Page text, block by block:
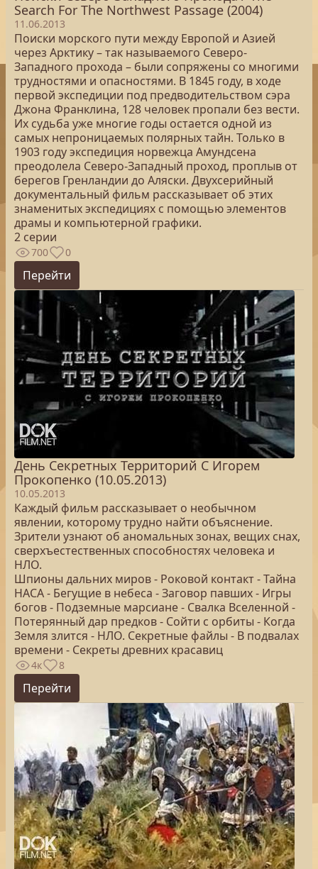
Search For The Northwest Passage (2004)
11.06.2013
Поиски морского пути между Европой и Азией
через Арктику – так называемого Северо-
Западного прохода – были сопряжены со многими
трудностями и опасностями. В 1845 году, в ходе
первой экспедиции под предводительством сэра
Джона Франклина, 128 человек пропали без вести.
Их судьба уже многие годы остается одной из
самых непроницаемых полярных тайн. Только в
1903 году экспедиция норвежца Амундсена
преодолела Северо-Западный проход, проплыв от
берегов Гренландии до Аляски. Двухсерийный
документальный фильм рассказывает об этих
знаменитых экспедициях с помощью элементов
драмы и компьютерной графики.
2 серии
700 0
Перейти
День Секретных Территорий С Игорем
Прокопенко (10.05.2013)
10.05.2013
Каждый фильм рассказывает о необычном
явлении, которому трудно найти объяснение.
Зрители узнают об аномальных зонах, вещих снах,
сверхъестественных способностях человека и
НЛО.
Шпионы дальних миров - Роковой контакт - Тайна
НАСА - Бегущие в небеса - Заговор павших - Игры
богов - Подземные марсиане - Свалка Вселенной -
Потерянный дар предков - Сойти с орбиты - Когда
Земля злится - НЛО. Секретные файлы - В подвалах
времени - Секреты древних красавиц
4к 8
Перейти